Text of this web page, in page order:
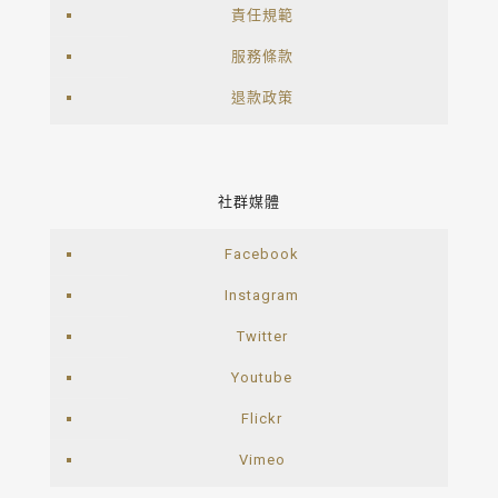
責任規範
服務條款
退款政策
社群媒體
Facebook
Instagram
Twitter
Youtube
Flickr
Vimeo